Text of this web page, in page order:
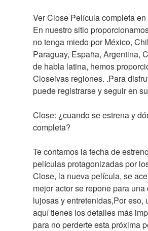
Ver Close Película completa
En nuestro sitio
no tenga miedo por México,
Paraguay, España, Argentina,
de habla latina, hemos
Closeivas regiones. .Para
puede registrarse y seguir en
Close: ¿cuando se estrena y
completa?
Te contamos la fecha de
películas protagonizadas por
Close, la nueva película, se
mejor actor se repone para
lujosas y entretenidas,Por eso,
aquí tienes los detalles más
para no perderte esta próxima